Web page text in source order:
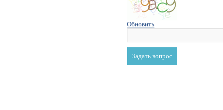
Обновить